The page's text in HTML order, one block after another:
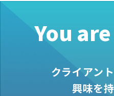
You
クライアン
興味を